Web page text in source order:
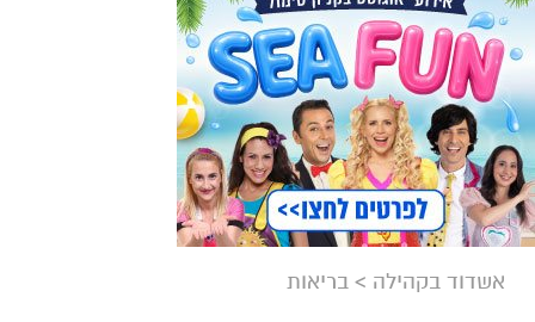
אשדוד בקהילה > בריאות